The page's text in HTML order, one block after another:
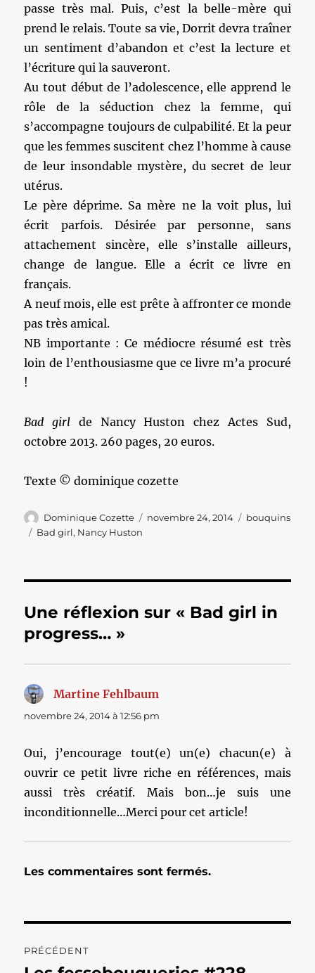
passe très mal. Puis, c’est la belle-mère qui
prend le relais. Toute sa vie, Dorrit devra traîner
un sentiment d’abandon et c’est la lecture et
l’écriture qui la sauveront.
Au tout début de l’adolescence, elle apprend le
rôle de la séduction chez la femme, qui
s’accompagne toujours de culpabilité. Et la peur
que les femmes suscitent chez l’homme à cause
de leur insondable mystère, du secret de leur
utérus.
Le père déprime. Sa mère ne la voit plus, lui
écrit parfois. Désirée par personne, sans
attachement sincère, elle s’installe ailleurs,
change de langue. Elle a écrit ce livre en
français.
A neuf mois, elle est prête à affronter ce monde
pas très amical.
NB importante : Ce médiocre résumé est très
loin de l’enthousiasme que ce livre m’a procuré
!
Bad girl de Nancy Huston chez Actes Sud,
octobre 2013. 260 pages, 20 euros.
Texte © dominique cozette
Auteur
Dominique Cozette
Publié
novembre 24, 2014 Catégories
bouquins
Étiquettes
Bad girl, Nancy Huston
Une réflexion sur « Bad girl in
progress… »
Martine Fehlbaum
novembre 24, 2014 à 12:56 pm
Oui, j’encourage tout(e) un(e) chacun(e) à
ouvrir ce petit livre riche en références, mais
aussi très créatif. Mais bon…je suis une
inconditionnelle…Merci pour cet article!
Les commentaires sont fermés.
de
PRÉCÉDENT